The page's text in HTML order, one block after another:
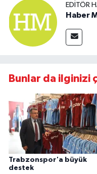
EDITÖR
Haber
Bunlar da ilginizi
Trabzonspor'a büyük
destek